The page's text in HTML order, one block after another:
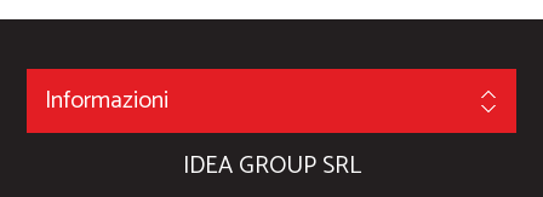
Informazioni
IDEA GROUP SRL